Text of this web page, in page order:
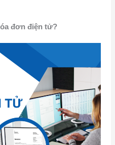
đơn điện tử?